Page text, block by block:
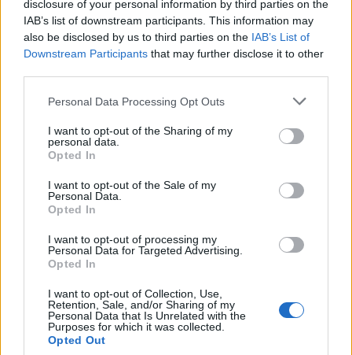
disclosure of your personal information by third parties on the
IAB’s list of downstream participants. This information may
also be disclosed by us to third parties on the IAB’s List of
Downstream Participants that may further disclose it to other
Personal Data Processing Opt Outs
I want to opt-out of the Sharing of my
personal data.
Opted In
I want to opt-out of the Sale of my
Personal Data.
Opted In
I want to opt-out of processing my
Personal Data for Targeted Advertising.
Opted In
I want to opt-out of Collection, Use,
Retention, Sale, and/or Sharing of my
Personal Data that Is Unrelated with the
Purposes for which it was collected.
Opted Out
Senaste inlägget av Rikard_Persson för 1 timme sedan
Projekt
Vw 1956 oval prosjekt 12 svar
Senaste inlägget avjarleb för 16 timmar sedaniProjekt
Puttelitens projekt Audi S2 Avant. Back
Senaste inlägget av Putteliten fredag 22:10 Projekt
med JDM inspiration.
Senaste inlägget av
Manta b som ska räddas (kaross eller
delar sökes)
Senaste inlägget av
Huggern goes big block with 427 ZL-1!
Senaste inlägget av hugger69 torsdag 23:01 Projekt
Camaro som bruksbil?!